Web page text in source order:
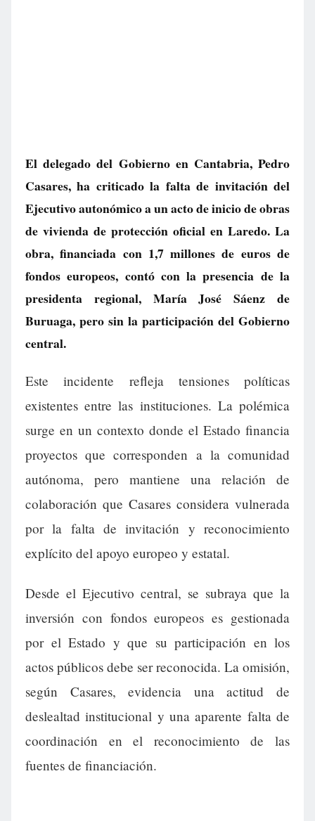
El delegado del Gobierno en Cantabria, Pedro
Casares, ha criticado la falta de invitación del
Ejecutivo autonómico a un acto de inicio de obras
de vivienda de protección oficial en Laredo. La
obra, financiada con 1,7 millones de euros de
fondos europeos, contó con la presencia de la
presidenta regional, María José Sáenz de
Buruaga, pero sin la participación del Gobierno
central.
Este incidente refleja tensiones políticas
existentes entre las instituciones. La polémica
surge en un contexto donde el Estado financia
proyectos que corresponden a la comunidad
autónoma, pero mantiene una relación de
colaboración que Casares considera vulnerada
por la falta de invitación y reconocimiento
explícito del apoyo europeo y estatal.
Desde el Ejecutivo central, se subraya que la
inversión con fondos europeos es gestionada
por el Estado y que su participación en los
actos públicos debe ser reconocida. La omisión,
según Casares, evidencia una actitud de
deslealtad institucional y una aparente falta de
coordinación en el reconocimiento de las
fuentes de financiación.